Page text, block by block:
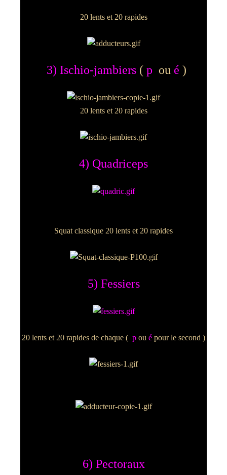
20 lents et 20 rapides
3) Ischio-jambiers ( p ou é )
20 lents et 20 rapides
4) Quadriceps
Squat classique 20 lents et 20 rapides
5) Fessiers
20 lents et 20 rapides de chaque ( p ou é pour le second )
6) Pectoraux